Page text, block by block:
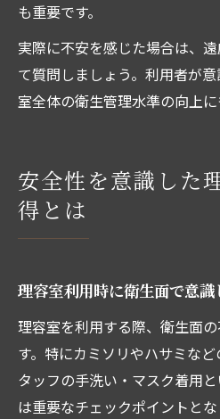
も重要です。
実際に不安を感じた場合は、
て質問しましょう。利用者が
室全体の衛生管理水準の向上に
安全性を意識した
得とは
理容室利用時に衛生面で意
理容室を利用する際、衛生面
す。特にカミソリやハサミな
タッフの手洗い・マスク着用
は重要なチェックポイントと